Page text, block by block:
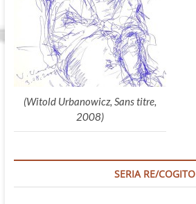
(Witold Urbanowicz, Sans titre,
2008)
SERIA RE/COGITO